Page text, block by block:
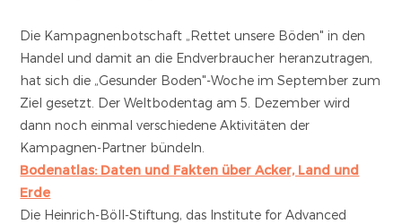
Die Kampagnenbotschaft „Rettet unsere Böden" in den
Handel und damit an die Endverbraucher heranzutragen,
hat sich die „Gesunder Boden"-Woche im September zum
Ziel gesetzt. Der Weltbodentag am 5. Dezember wird
dann noch einmal verschiedene Aktivitäten der
Kampagnen-Partner bündeln.
Bodenatlas: Daten und Fakten über Acker, Land und
Erde
Die Heinrich-Böll-Stiftung, das Institute for Advanced